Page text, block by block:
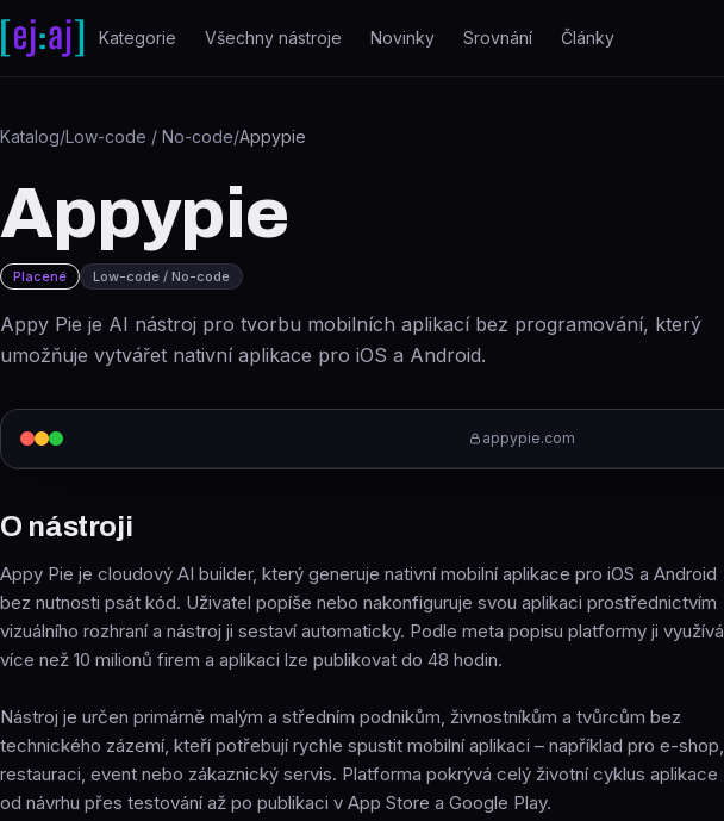
Přeskočit na obsah
Kategorie Všechny nástroje Novinky Srovnání Články
Katalog/Low-code / No-code/Appypie
Appypie
Placené Low-code / No-code
Appy Pie je AI nástroj pro tvorbu mobilních aplikací bez programování, který
umožňuje vytvářet nativní aplikace pro iOS a Android.
appypie.com
O nástroji
Appy Pie je cloudový AI builder, který generuje nativní mobilní aplikace pro iOS a Android
bez nutnosti psát kód. Uživatel popíše nebo nakonfiguruje svou aplikaci prostřednictvím
vizuálního rozhraní a nástroj ji sestaví automaticky. Podle meta popisu platformy ji využívá
více než 10 milionů firem a aplikaci lze publikovat do 48 hodin.
Nástroj je určen primárně malým a středním podnikům, živnostníkům a tvůrcům bez
technického zázemí, kteří potřebují rychle spustit mobilní aplikaci – například pro e-shop,
restauraci, event nebo zákaznický servis. Platforma pokrývá celý životní cyklus aplikace
od návrhu přes testování až po publikaci v App Store a Google Play.